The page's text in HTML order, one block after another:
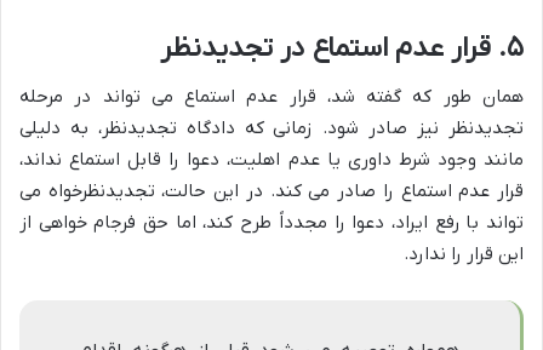
۵. قرار عدم استماع در تجدیدنظر
همان طور که گفته شد، قرار عدم استماع می تواند در مرحله
تجدیدنظر نیز صادر شود. زمانی که دادگاه تجدیدنظر، به دلیلی
مانند وجود شرط داوری یا عدم اهلیت، دعوا را قابل استماع نداند،
قرار عدم استماع را صادر می کند. در این حالت، تجدیدنظرخواه می
تواند با رفع ایراد، دعوا را مجدداً طرح کند، اما حق فرجام خواهی از
این قرار را ندارد.